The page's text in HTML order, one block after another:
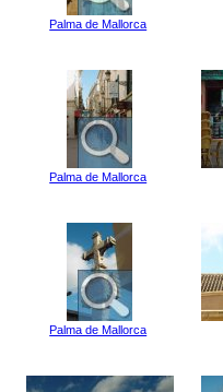
Palma de Mallorca
Palma de Mallorca
Palma de Mallorca